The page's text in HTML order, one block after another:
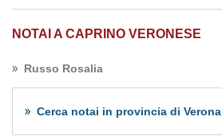
NOTAI A CAPRINO VERONESE
Russo Rosalia
Cerca notai in provincia di Verona